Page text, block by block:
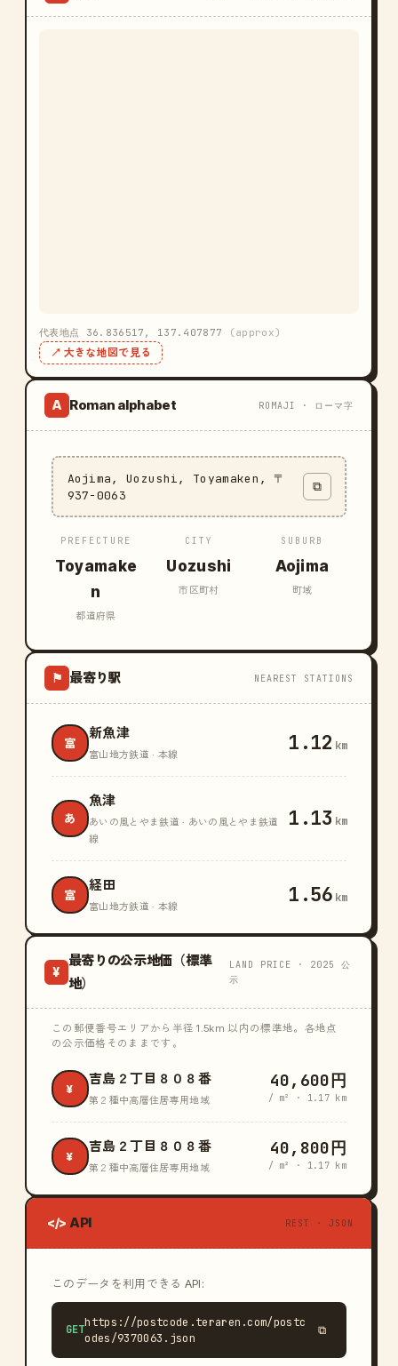
代表地点 36.836517, 137.407877 (approx)
↗ 大きな地図で見る
A Roman alphabet ROMAJI · ローマ字
Aojima, Uozushi, Toyamaken, 〒
937-0063
⧉
PREFECTURE
Toyamake
n
都道府県
CITY
Uozushi
市区町村
SUBURB
Aojima
町域
⚑ 最寄り駅 NEAREST STATIONS
富
新魚津
富山地方鉄道 · 本線 1.12 km
あ
魚津
あいの風とやま鉄道 · あいの風とやま鉄道
線
1.13 km
富
経田
富山地方鉄道 · 本線 1.56 km
¥
最寄りの公示地価（標準
地）
LAND PRICE · 2025 公
示
この郵便番号エリアから半径 1.5km 以内の標準地。各地点
の公示価格そのままです。
¥
吉島２丁目８０８番
第２種中高層住居専用地域
40,600円
/ m² · 1.17 km
¥
吉島２丁目８０８番
第２種中高層住居専用地域
40,800円
/ m² · 1.17 km
</> API REST · JSON
このデータを利用できる API:
GET
https://postcode.teraren.com/postc
odes/9370063.json
⧉